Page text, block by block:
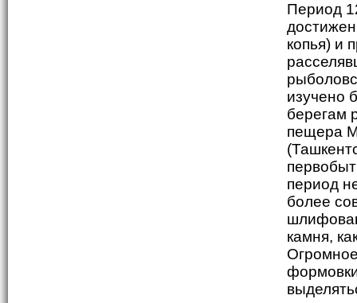
Период
копья) и
изучено
берегам
пещера
период
более
камня,